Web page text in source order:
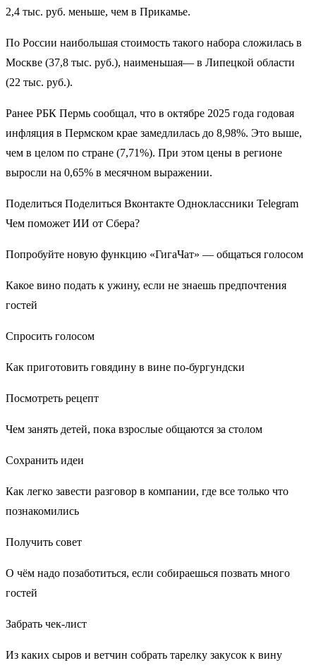
2,4 тыс. руб. меньше, чем в Прикамье.
По России наибольшая стоимость такого набора сложилась в
Москве (37,8 тыс. руб.), наименьшая— в Липецкой области
(22 тыс. руб.).
Ранее РБК Пермь сообщал, что в октябре 2025 года годовая
инфляция в Пермском крае замедлилась до 8,98%. Это выше,
чем в целом по стране (7,71%). При этом цены в регионе
выросли на 0,65% в месячном выражении.
Поделиться Поделиться Вконтакте Одноклассники Telegram
Чем поможет ИИ от Сбера?
Попробуйте новую функцию «ГигаЧат» — общаться голосом
Какое вино подать к ужину, если не знаешь предпочтения
гостей
Спросить голосом
Как приготовить говядину в вине по-бургундски
Посмотреть рецепт
Чем занять детей, пока взрослые общаются за столом
Сохранить идеи
Как легко завести разговор в компании, где все только что
познакомились
Получить совет
О чём надо позаботиться, если собираешься позвать много
гостей
Забрать чек-лист
Из каких сыров и ветчин собрать тарелку закусок к вину